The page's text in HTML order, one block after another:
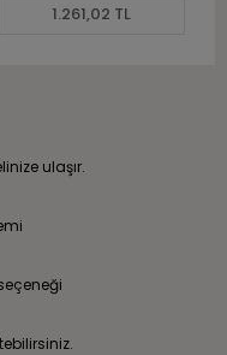
1.261,02 TL
ulaşır.